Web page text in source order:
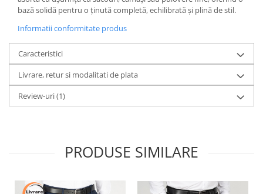
bază solidă pentru o ținută completă, echilibrată și plină de stil.
Informatii conformitate produs
Caracteristici
Livrare, retur si modalitati de plata
Review-uri(1)
PRODUSE SIMILARE